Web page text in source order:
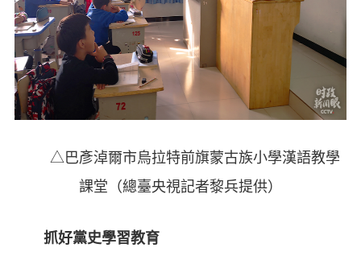
△巴彥淖爾市烏拉特前旗蒙古族小學漢語教學
課堂（總臺央視記者黎兵提供）
抓好黨史學習教育